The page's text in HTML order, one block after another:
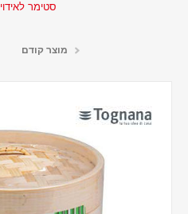
סטימר לאידוי 2 קומות
מוצר קודם